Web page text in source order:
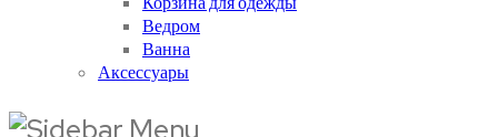
Ведром
Ванна
Аксессуары